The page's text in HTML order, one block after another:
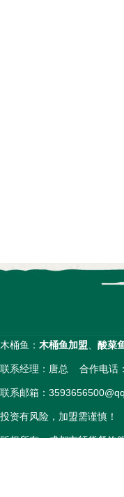
木桶鱼： 木桶鱼加盟 酸菜
联系经理：唐总 合作电话
联系邮箱：
投资有风险，加盟需谨慎！
版权所有：成都市轩货餐饮